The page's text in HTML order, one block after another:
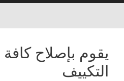
يقوم بإصلاح
التكييف